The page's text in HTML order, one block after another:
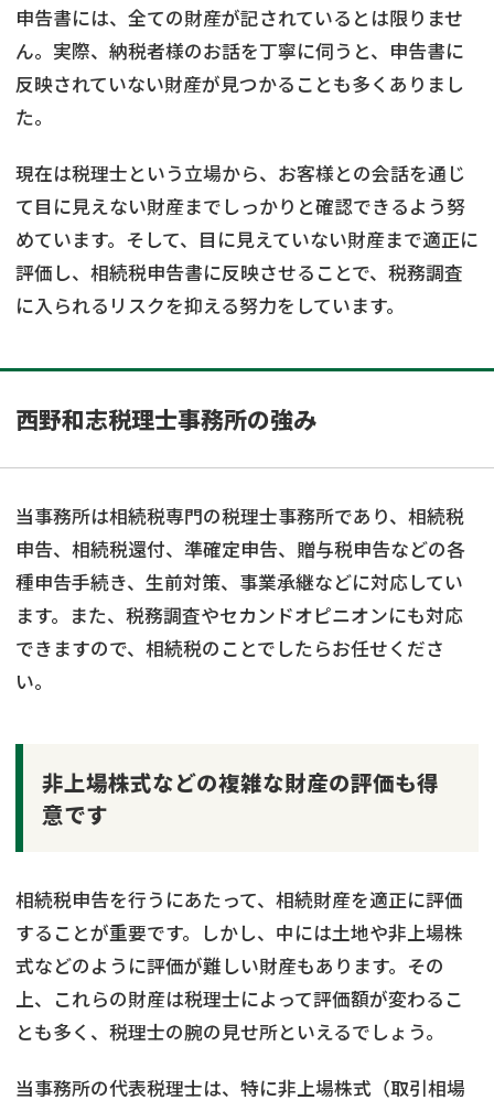
申告書には、全ての財産が記されているとは限りませ
ん。実際、納税者様のお話を丁寧に伺うと、申告書に
反映されていない財産が見つかることも多くありまし
た。
現在は税理士という立場から、お客様との会話を通じ
て目に見えない財産までしっかりと確認できるよう努
めています。そして、目に見えていない財産まで適正に
評価し、相続税申告書に反映させることで、税務調査
に入られるリスクを抑える努力をしています。
西野和志税理士事務所の強み
当事務所は相続税専門の税理士事務所であり、相続税
申告、相続税還付、準確定申告、贈与税申告などの各
種申告手続き、生前対策、事業承継などに対応してい
ます。また、税務調査やセカンドオピニオンにも対応
できますので、相続税のことでしたらお任せくださ
い。
非上場株式などの複雑な財産の評価も得
意です
相続税申告を行うにあたって、相続財産を適正に評価
することが重要です。しかし、中には土地や非上場株
式などのように評価が難しい財産もあります。その
上、これらの財産は税理士によって評価額が変わるこ
とも多く、税理士の腕の見せ所といえるでしょう。
当事務所の代表税理士は、特に非上場株式（取引相場